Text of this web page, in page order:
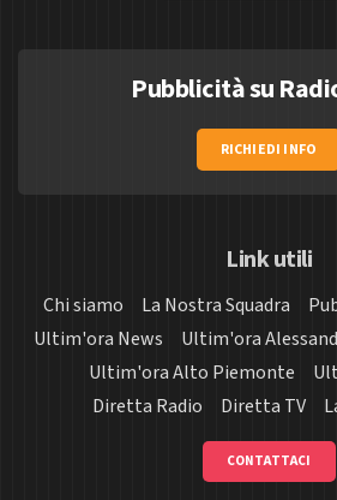
Pubblicità su
RICHIEDI INFO
Link utili
Chi siamo La Nostra Squadra
Ultim'ora News
Ultim'ora
Ultim'ora Alto Piemonte
Diretta Radio
Diretta TV
CONTATTACI